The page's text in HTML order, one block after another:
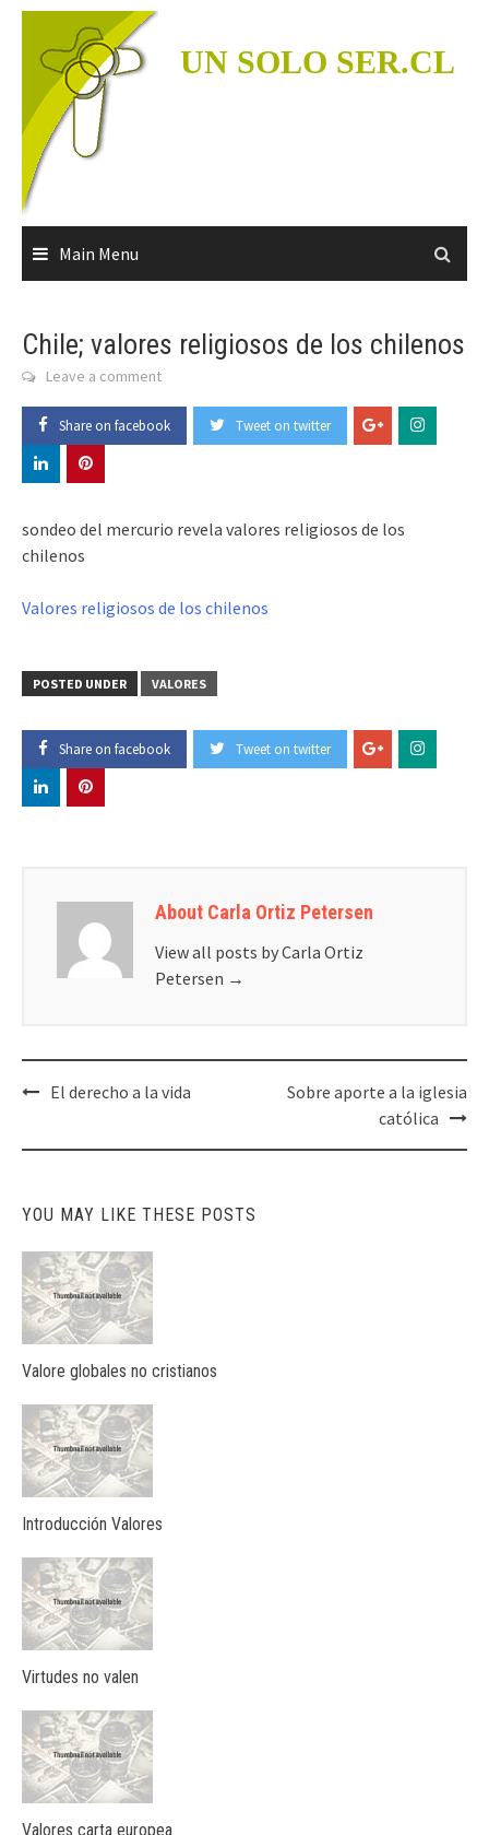
Skip
content
UN SOLO SER.CL
Main Menu
Chile; valores religiosos de los chilenos
Leave a comment
Share on facebook Tweet on twitter
sondeo del mercurio revela valores religiosos de los
chilenos
Valores religiosos de los chilenos
POSTED UNDER VALORES
Share on facebook Tweet on twitter
About Carla Ortiz Petersen
View all posts by Carla Ortiz
Petersen →
PostEl derecho a la vida
Sobre aporte a la iglesia
católica
YOU MAY LIKE THESE POSTS
Valore globales no cristianos
Introducción Valores
Virtudes no valen
Valores carta europea